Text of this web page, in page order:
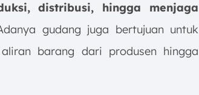
distribusi, hingga menjaga
gudang juga bertujuan untuk
barang dari produsen hingga